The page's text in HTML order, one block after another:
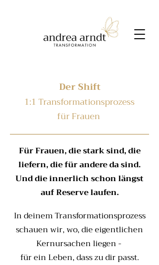
Der Shift
1:1 Transformationsprozess
für Frauen
Für Frauen, die stark sind, die
liefern, die für andere da sind.
Und die innerlich schon längst
auf Reserve laufen.
In deinem Transformationsprozess
schauen wir, wo, die eigentlichen
Kernursachen liegen -
für ein Leben, dass zu dir passt.